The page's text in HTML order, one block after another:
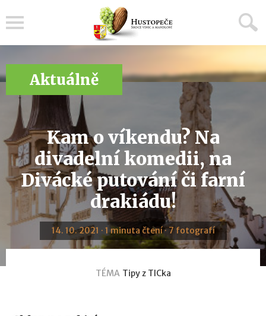
Aktuálně
Kam o víkendu? Na
divadelní komedii, na
Divácké putování či farní
drakiádu!
14. 10. 2021 · 1 minuta čtení · 7 fotografí
TÉMA Tipy z TICka